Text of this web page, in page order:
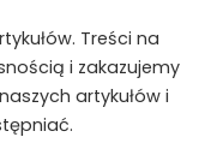
Treści na
i zakazujemy
artykułów i